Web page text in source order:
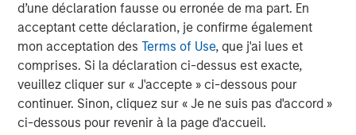
d’une déclaration fausse ou erronée de ma part. En
acceptant cette déclaration, je confirme également
mon acceptation desTerms of Use, que j'ai lues et
comprises. Si la déclaration ci-dessus est exacte,
veuillez cliquer sur « J'accepte » ci-dessous pour
continuer. Sinon, cliquez sur « Je ne suis pas d'accord »
ci-dessous pour revenir à la page d'accueil.
At a portfolio level, we stress three key themes:
1) Increasing active risk while minimizing market beta
2) Diversifying by strategy and region as much as
possible to capture unique alphas
3) Innovating on implementation structures to retain the